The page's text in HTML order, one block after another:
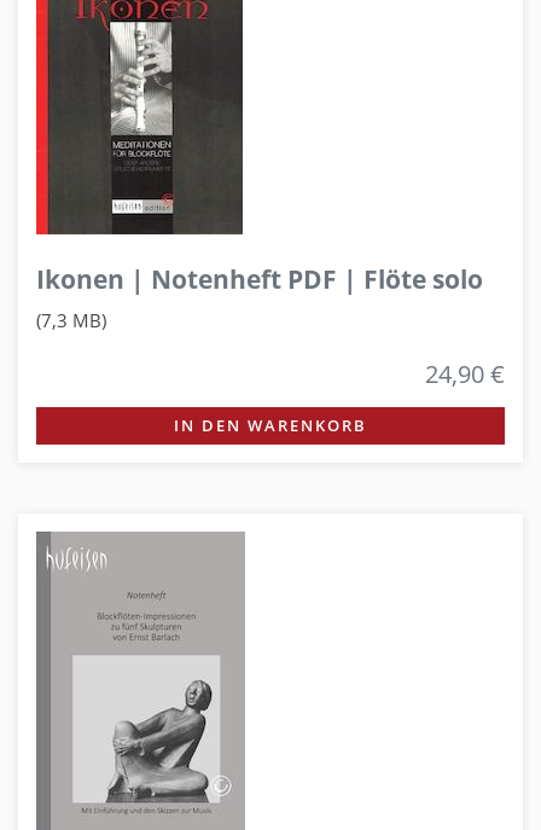
Ikonen | Notenheft PDF | Flöte solo
(7,3 MB)
24,90 €
IN DEN WARENKORB